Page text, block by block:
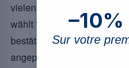
vielen Angeboten auf dem
wählt ? Es ist von grösster
bestätigte und an Ihre
angepasste Formeln zu
Sur votre